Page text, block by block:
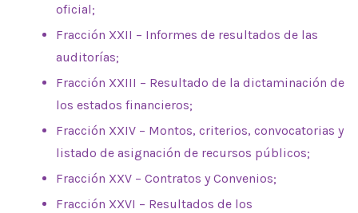
oficial;
Fracción XXII – Informes de resultados de las
auditorías;
Fracción XXIII – Resultado de la dictaminación de
los estados financieros;
Fracción XXIV – Montos, criterios, convocatorias y
listado de asignación de recursos públicos;
Fracción XXV – Contratos y Convenios;
Fracción XXVI – Resultados de los